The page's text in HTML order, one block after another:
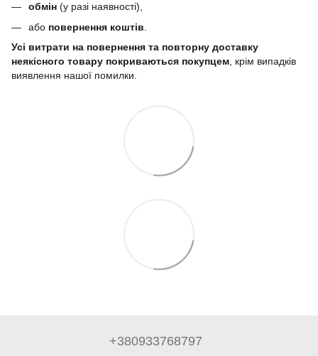
обмін (у разі наявності),
або повернення коштів
Усі витрати на повернення та повторну доставку
неякісного товару покриваються покупцем , крім випадків
виявлення нашої помилки.
+380933768797